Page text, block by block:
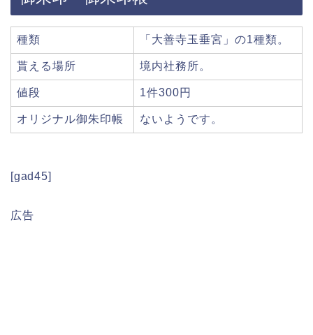
種類 「大善寺玉垂宮」の1種類。
貰える場所 境内社務所。
値段 1件300円
オリジナル御朱印帳 ないようです。
[gad45]
広告